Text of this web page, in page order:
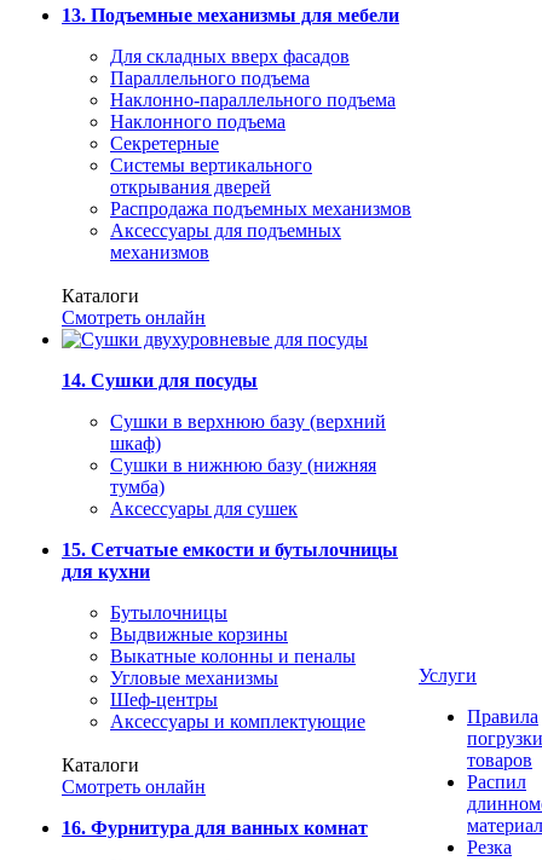
13. Подъемные механизмы для мебели
Для складных вверх фасадов
Параллельного подъема
Наклонно-параллельного подъема
Наклонного подъема
Секретерные
Системы вертикального
открывания дверей
Распродажа подъемных механизмов
Аксессуары для подъемных
механизмов
Каталоги
Смотреть онлайн
14. Сушки для посуды
Сушки в верхнюю базу (верхний
шкаф)
Сушки в нижнюю базу (нижняя
тумба)
Аксессуары для сушек
15. Сетчатые емкости и бутылочницы
для кухни
Бутылочницы
Выдвижные корзины
Выкатные колонны и пеналы
Угловые механизмы
Шеф-центры
Аксессуары и комплектующие
Каталоги
Смотреть онлайн
16. Фурнитура для ванных комнат
Услуги
Правила
погрузки
товаров
Распил
Резка